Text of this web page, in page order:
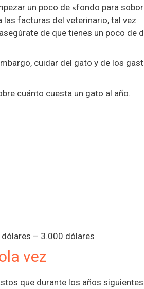
un poco de «fondo para
las facturas del veterinario, tal vez
de que tienes un poco de
cuidar del gato y de los
cuánto cuesta un gato al año.
dólares – 3.000 dólares
vez
que durante los años